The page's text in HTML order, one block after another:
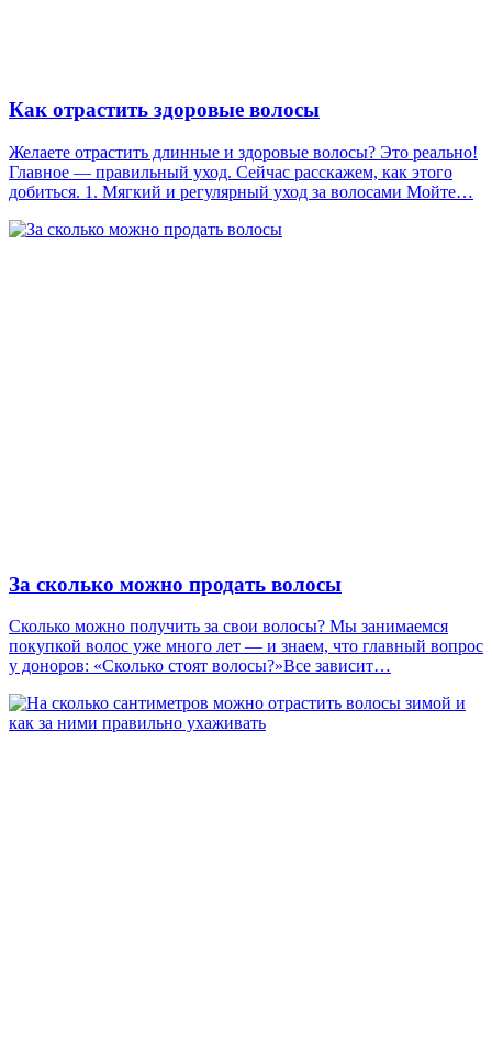
Как отрастить здоровые волосы
Желаете отрастить длинные и здоровые волосы? Это реально!
Главное — правильный уход. Сейчас расскажем, как этого
добиться. 1. Мягкий и регулярный уход за волосами Мойте…
За сколько можно продать волосы
Сколько можно получить за свои волосы? Мы занимаемся
покупкой волос уже много лет — и знаем, что главный вопрос
у доноров: «Сколько стоят волосы?»Все зависит…